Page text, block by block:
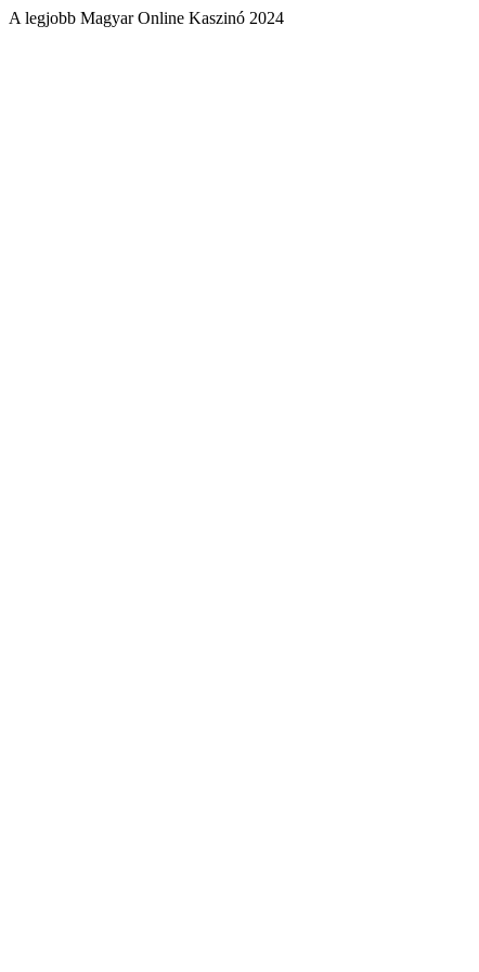
A legjobb Magyar Online Kaszinó 2024